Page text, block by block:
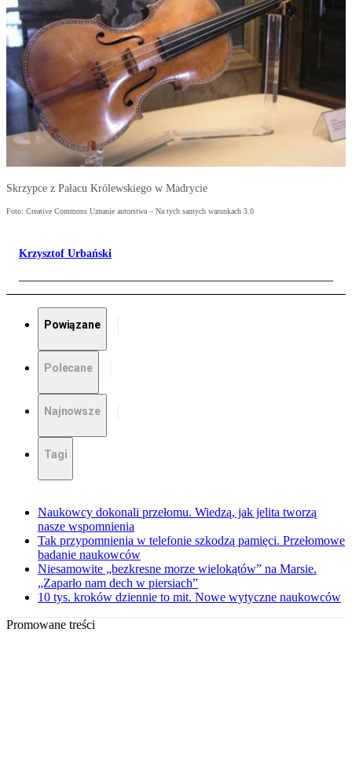
Skrzypce z Pałacu Królewskiego w Madrycie
Foto: Creative Commons Uznanie autorstwa – Na tych samych warunkach 3.0
Krzysztof Urbański
Powiązane
Polecane
Najnowsze
Tagi
Naukowcy dokonali przełomu. Wiedzą, jak jelita tworzą
nasze wspomnienia
Tak przypomnienia w telefonie szkodzą pamięci. Przełomowe
badanie naukowców
Niesamowite „bezkresne morze wielokątów” na Marsie.
„Zaparło nam dech w piersiach”
10 tys. kroków dziennie to mit. Nowe wytyczne naukowców
Promowane treści